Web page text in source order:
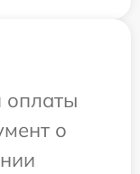
оплаты
о